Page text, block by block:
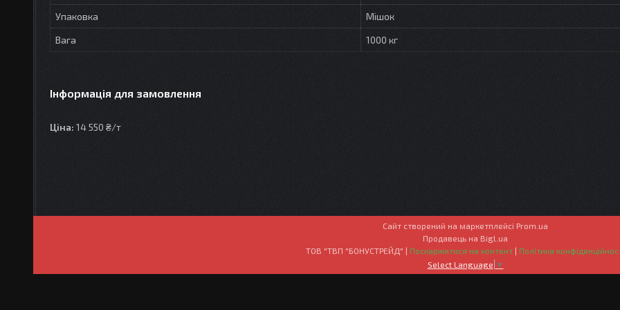
Упаковка
Мішок
Вага
1000 кг
Інформація для замовлення
Ціна: 14 550 ₴/т
Сайт створений на маркетплейсі Prom.ua
Продавець на Bigl.ua
ТОВ "ТВП "БОНУСТРЕЙД" | Поскаржитися на контент | Політика
Select Language ▼